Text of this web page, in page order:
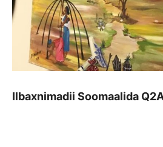
Ilbaxnimadii Soomaalida